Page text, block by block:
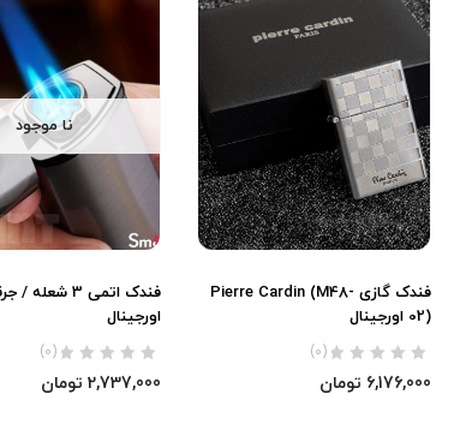
فندک گازی Pierre Cardin (M48-
02) اورجینال
(0)
6,176,000 تومان
نا موجود
فندک اتمی 3
اورجینال
(0)
2,737,000 تومان